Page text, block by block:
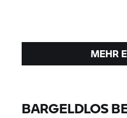
MEHR
BARGELDLOS